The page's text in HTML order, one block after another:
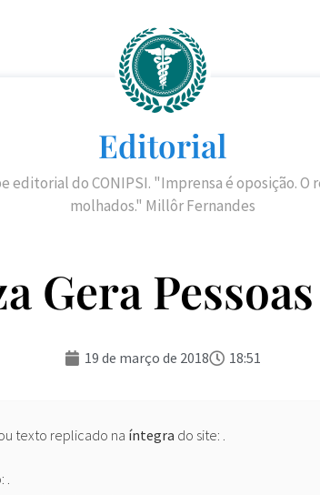
Editorial
do CONIPSI. "Imprensa é oposição. O
molhados." Millôr Fernandes
Gera
19 de março de 2018 18:51
texto replicado na íntegra do site: .
.